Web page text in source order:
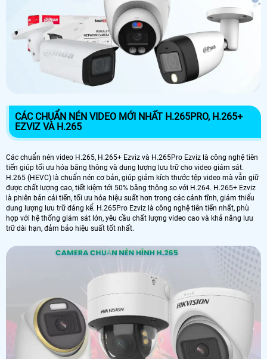
CÁC CHUẨN NÉN VIDEO MỚI NHẤT H.265PRO, H.265+
EZVIZ VÀ H.265
Các chuẩn nén video H.265, H.265+ Ezviz và H.265Pro Ezviz là công nghệ tiên
tiến giúp tối ưu hóa băng thông và dung lượng lưu trữ cho video giám sát.
H.265 (HEVC) là chuẩn nén cơ bản, giúp giảm kích thước tệp video mà vẫn giữ
được chất lượng cao, tiết kiệm tới 50% băng thông so với H.264. H.265+ Ezviz
là phiên bản cải tiến, tối ưu hóa hiệu suất hơn trong các cảnh tĩnh, giảm thiểu
dung lượng lưu trữ đáng kể. H.265Pro Ezviz là công nghệ tiên tiến nhất, phù
hợp với hệ thống giám sát lớn, yêu cầu chất lượng video cao và khả năng lưu
trữ dài hạn, đảm bảo hiệu suất tốt nhất.